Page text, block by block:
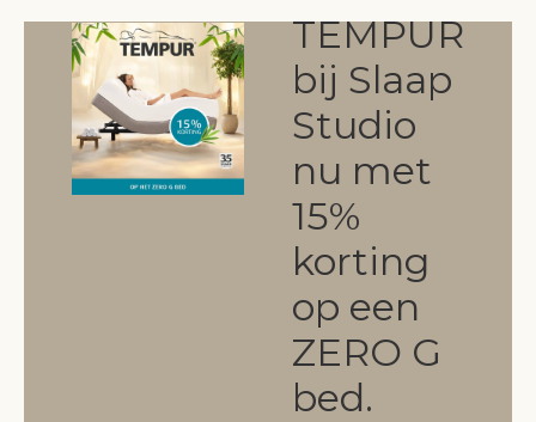
TEMPUR
bij Slaap
Studio
nu met
15%
korting
op een
ZERO G
bed.